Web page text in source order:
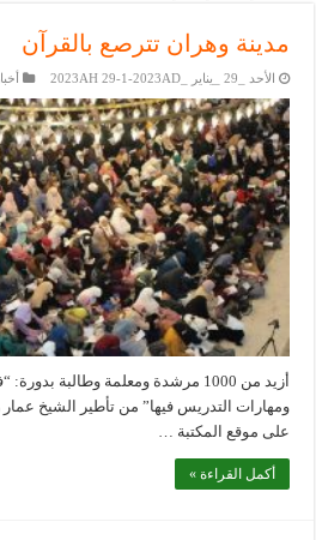
مدينة وهران تترصع بالقرآن
الأحد _29 _يناير _2023AH 29-1-2023AD
أزيد من 1000 مرشدة ومعلمة وطالبة
ومهارات التدريس فيها” من تأطير الشيخ
على موقع المكتبة …
أكمل القراءة »